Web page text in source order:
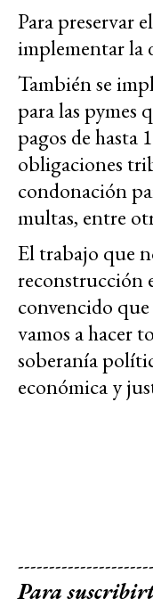
Para preservar
implementar la
También se
para las pymes
pagos de hasta
obligaciones
condonación
multas, entre
El trabajo que
reconstrucción
convencido
vamos a hacer
soberanía
económica y
Para